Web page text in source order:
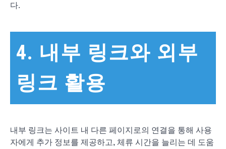
다.
4. 내부 링크와 외부
링크 활용
내부 링크는 사이트 내 다른 페이지로의 연결을 통해 사용
자에게 추가 정보를 제공하고, 체류 시간을 늘리는 데 도움